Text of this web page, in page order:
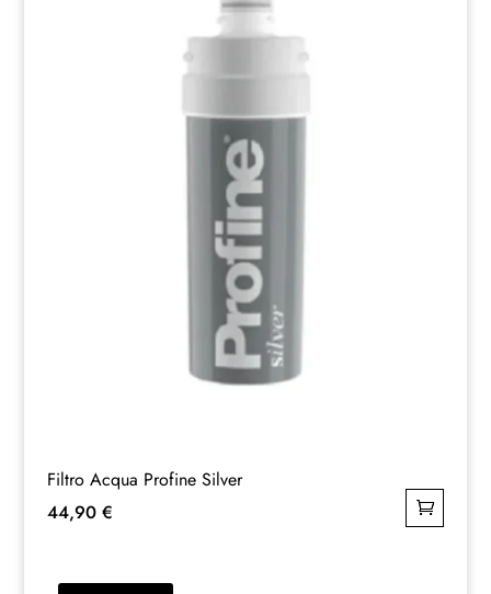
Filtro Acqua Profine Silver
44,90 €